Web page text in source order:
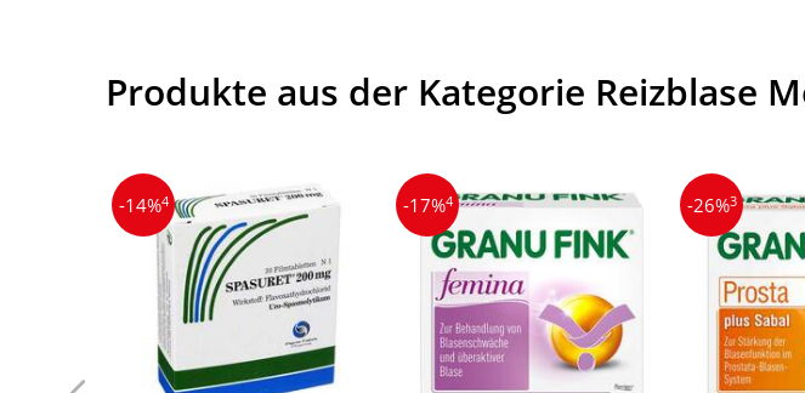
Produkte aus der Kategorie Reizblase
-14%4 -17%4 -26%3